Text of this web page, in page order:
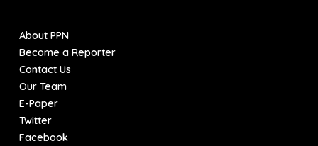
About PPN
Become a Reporter
Contact Us
Our Team
E-Paper
Twitter
Facebook